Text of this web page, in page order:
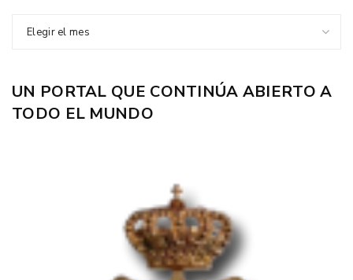
Elegir el mes
UN PORTAL QUE CONTINÚA ABIERTO A
TODO EL MUNDO